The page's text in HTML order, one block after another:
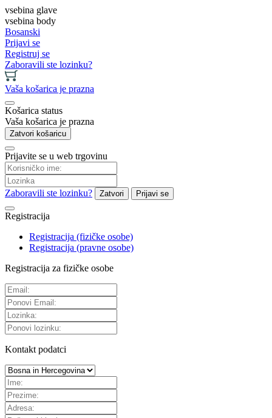
vsebina glave
vsebina body
Bosanski
Prijavi se
Registruj se
Zaboravili ste lozinku?
Vaša košarica je prazna
Košarica status
Vaša košarica je prazna
Zatvori košaricu
Prijavite se u web trgovinu
Zaboravili ste lozinku? Zatvori Prijavi se
Registracija
Registracija (fizičke osobe)
Registracija (pravne osobe)
Registracija za fizičke osobe
Kontakt podatci